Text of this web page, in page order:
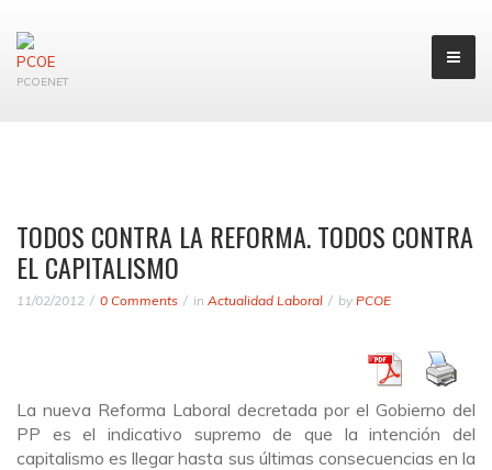
PCOENET
TODOS CONTRA LA REFORMA. TODOS CONTRA
EL CAPITALISMO
11/02/2012 0 Comments in Actualidad Laboral by PCOE
La nueva Reforma Laboral decretada por el Gobierno del
PP es el indicativo supremo de que la intención del
capitalismo es llegar hasta sus últimas consecuencias en la